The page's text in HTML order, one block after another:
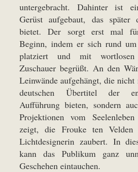
untergebracht. Dahinter ist
Gerüst aufgebaut, das später
bietet. Der sorgt erst mal
Beginn, indem er sich rund
platziert und mit wortlosen
Zuschauer begrüßt. An den
Leinwände aufgehängt, die
deutschen Übertitel der
Aufführung bieten, sondern
Projektionen vom
zeigt, die Frouke ten
Lichtdesignerin zaubert. In
kann das Publikum ganz
Geschehen eintauchen.